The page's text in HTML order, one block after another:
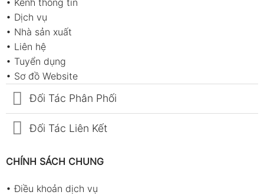
• Dịch vụ
• Nhà sản xuất
• Liên hệ
• Tuyển dụng
• Sơ đồ Website
Đối Tác Phân Phối
Đối Tác Liên Kết
CHÍNH SÁCH CHUNG
•Điều khoản dịch vụ